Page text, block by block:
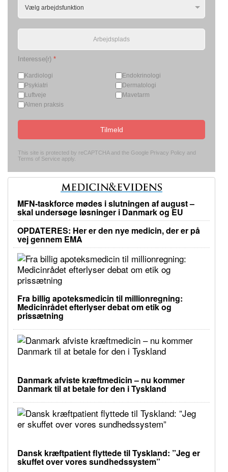
Interesse(r) *
Kardiologi
Endokrinologi
Psykiatri
Dermatologi
Luftveje
Mavetarm
Almen praksis
Tilmeld
This site is protected by reCAPTCHA and the Google Privacy Policy and
Terms of Service apply.
MFN-taskforce mødes i slutningen af august –
skal undersøge løsninger i Danmark og EU
OPDATERES: Her er den nye medicin, der er på
vej gennem EMA
Fra billig apoteksmedicin til millionregning:
Medicinrådet efterlyser debat om etik og
prissætning
Danmark afviste kræftmedicin – nu kommer
Danmark til at betale for den i Tyskland
Dansk kræftpatient flyttede til Tyskland: ”Jeg er
skuffet over vores sundhedssystem”